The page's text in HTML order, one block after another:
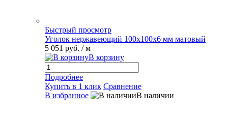
Быстрый просмотр
Уголок нержавеющий 100х100х6 мм матовый
5 051 руб. / м
В корзину
Подробнее
Купить в 1 клик Сравнение
В избранное
В наличии